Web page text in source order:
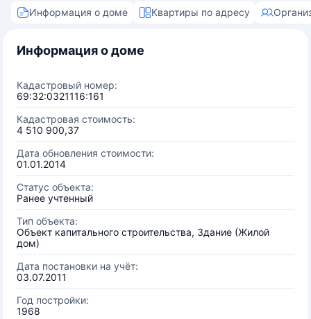
Информация о доме Квартиры по адресу
Информация о доме
Кадастровый номер:
69:32:0321116:161
Кадастровая стоимость:
4 510 900,37
Дата обновления стоимости:
01.01.2014
Статус объекта:
Ранее учтенный
Тип объекта:
Объект капитального строительства, Здание (Жилой
дом)
Дата постановки на учёт:
03.07.2011
Год постройки:
1968